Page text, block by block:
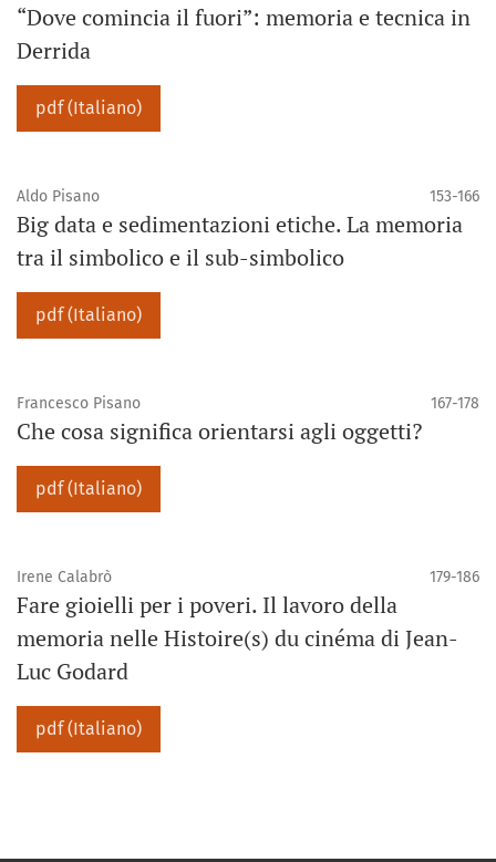
“Dove comincia il fuori”: memoria e tecnica in
Derrida
pdf (Italiano)
Aldo Pisano 153-166
Big data e sedimentazioni etiche. La memoria
tra il simbolico e il sub-simbolico
pdf (Italiano)
Francesco Pisano 167-178
Che cosa significa orientarsi agli oggetti?
pdf (Italiano)
Irene Calabrò 179-186
Fare gioielli per i poveri. Il lavoro della
memoria nelle Histoire(s) du cinéma di Jean-
Luc Godard
pdf (Italiano)